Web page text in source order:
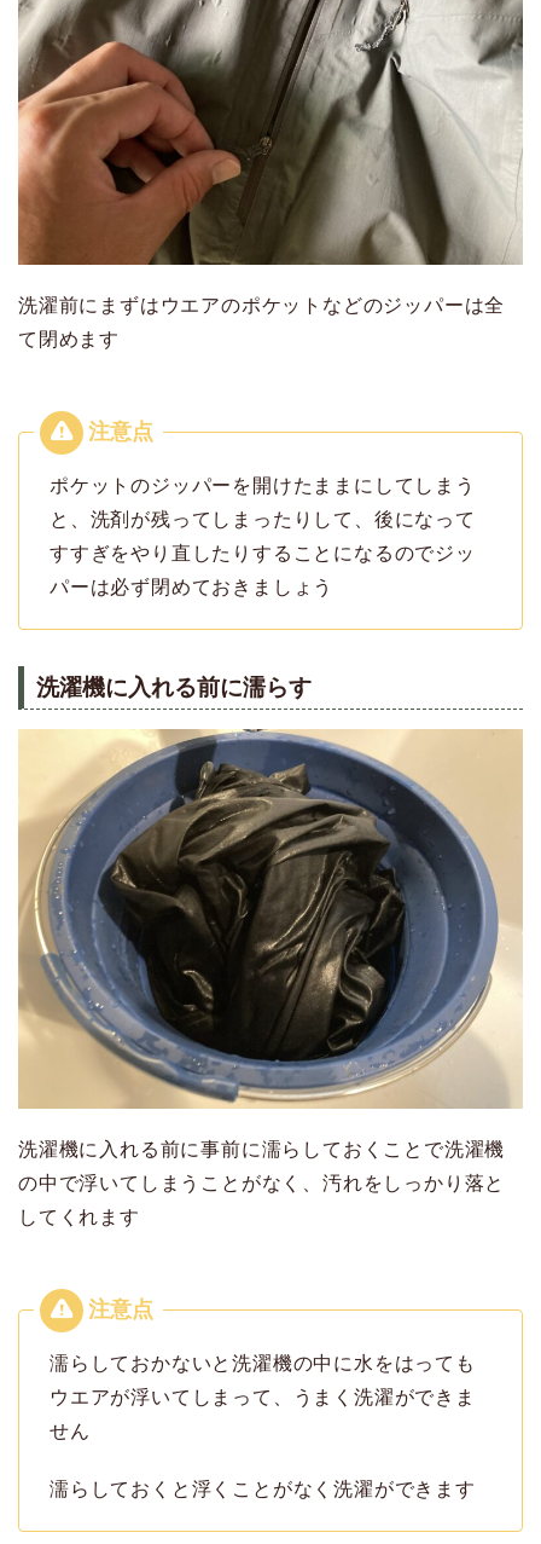
洗濯前にまずはウエアのポケットなどのジッパーは全
て閉めます
ポケットのジッパーを開けたままにしてしまう
と、洗剤が残ってしまったりして、後になって
すすぎをやり直したりすることになるのでジッ
パーは必ず閉めておきましょう
洗濯機に入れる前に濡らす
洗濯機に入れる前に事前に濡らしておくことで洗濯機
の中で浮いてしまうことがなく、汚れをしっかり落と
してくれます
濡らしておかないと洗濯機の中に水をはっても
ウエアが浮いてしまって、うまく洗濯ができま
せん
濡らしておくと浮くことがなく洗濯ができます